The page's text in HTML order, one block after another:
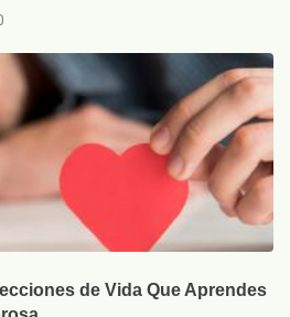
de Vida Que Aprendes